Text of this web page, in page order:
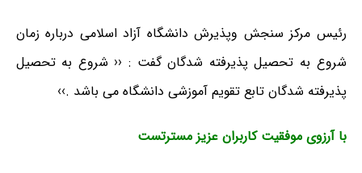
رئیس مرکز سنجش وپذیرش دانشگاه آزاد اسلامی درباره زمان
شروع به تحصیل پذیرفته شدگان گفت : ‹‹ شروع به تحصیل
پذیرفته شدگان تابع تقویم آموزشی دانشگاه می باشد .››
با آرزوی موفقیت کاربران عزیز مسترتست